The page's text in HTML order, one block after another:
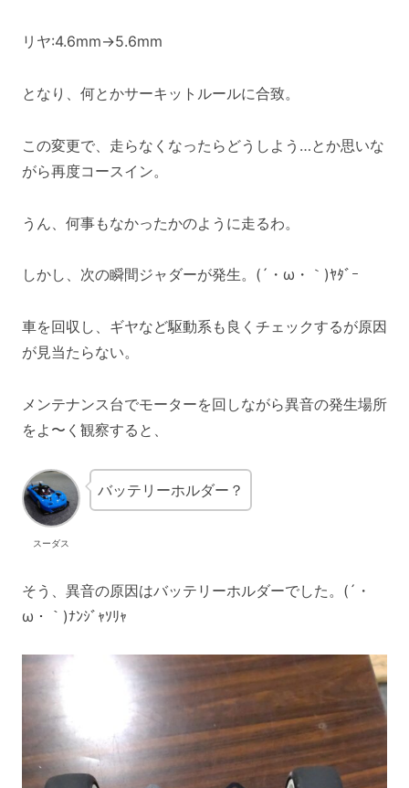
リヤ:4.6mm→5.6mm
となり、何とかサーキットルールに合致。
この変更で、走らなくなったらどうしよう…とか思いな
がら再度コースイン。
うん、何事もなかったかのように走るわ。
しかし、次の瞬間ジャダーが発生。(´・ω・｀)ﾔﾀﾞｰ
車を回収し、ギヤなど駆動系も良くチェックするが原因
が見当たらない。
メンテナンス台でモーターを回しながら異音の発生場所
をよ〜く観察すると、
スーダス
バッテリーホルダー？
そう、異音の原因はバッテリーホルダーでした。(´・
ω・｀)ﾅﾝｼﾞｬｿﾘｬ